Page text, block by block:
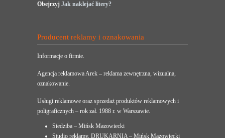
Obejrzyj Jak naklejać litery?
Producent reklamy i oznakowania
Informacje o firmie.
Agencja reklamowa Arek – reklama zewnętrzna, wizualna,
oznakowanie.
Usługi reklamowe oraz sprzedaż produktów reklamowych i
poligraficznych – rok zał. 1988 r. w Warszawie.
Siedziba – Mińsk Mazowiecki
Studio reklamy, DRUKARNIA – Mińsk Mazowiecki